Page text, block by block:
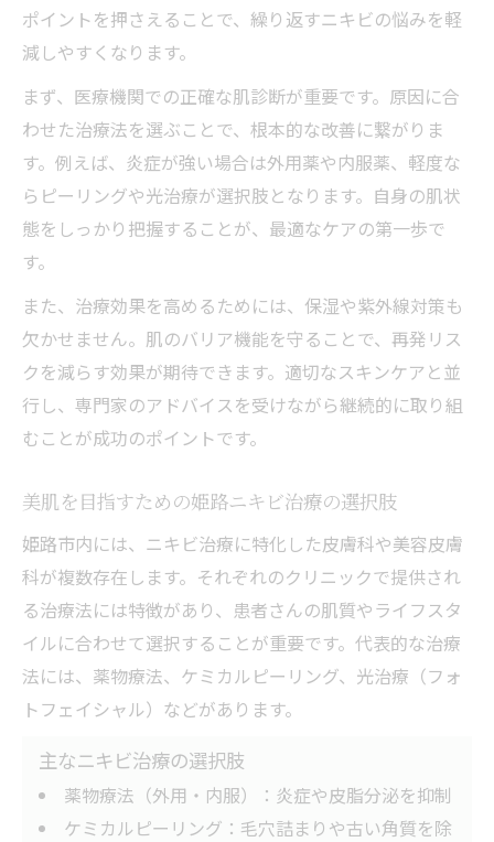
ポイントを押さえることで、繰り返すニキビの悩みを軽
減しやすくなります。
まず、医療機関での正確な肌診断が重要です。原因に合
わせた治療法を選ぶことで、根本的な改善に繋がりま
す。例えば、炎症が強い場合は外用薬や内服薬、軽度な
らピーリングや光治療が選択肢となります。自身の肌状
態をしっかり把握することが、最適なケアの第一歩で
す。
また、治療効果を高めるためには、保湿や紫外線対策も
欠かせません。肌のバリア機能を守ることで、再発リス
クを減らす効果が期待できます。適切なスキンケアと並
行し、専門家のアドバイスを受けながら継続的に取り組
むことが成功のポイントです。
美肌を目指すための姫路ニキビ治療の選択肢
姫路市内には、ニキビ治療に特化した皮膚科や美容皮膚
科が複数存在します。それぞれのクリニックで提供され
る治療法には特徴があり、患者さんの肌質やライフスタ
イルに合わせて選択することが重要です。代表的な治療
法には、薬物療法、ケミカルピーリング、光治療（フォ
トフェイシャル）などがあります。
主なニキビ治療の選択肢
薬物療法（外用・内服）：炎症や皮脂分泌を抑制
ケミカルピーリング：毛穴詰まりや古い角質を除